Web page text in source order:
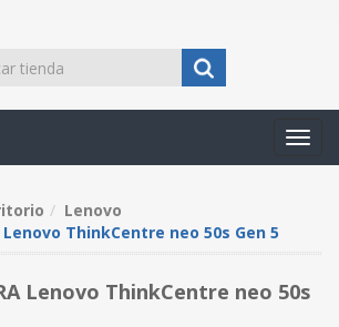
Lenovo
Lenovo ThinkCentre neo 50s Gen 5
Lenovo ThinkCentre neo 50s